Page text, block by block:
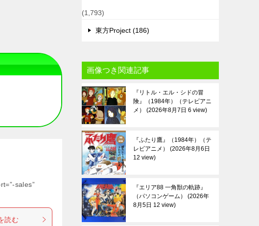
sales”
読む
(1,793)
東方Project (186)
画像つき関連記事
『リトル・エル・シドの冒
険』（1984年）（テレビアニ
メ）
2026年8月7日 6 view
『ふたり鷹』（1984年）（テ
レビアニメ）
2026年8月6日
12 view
『エリア88 一角獣の軌跡』
（パソコンゲーム）
2026年
8月5日 12 view